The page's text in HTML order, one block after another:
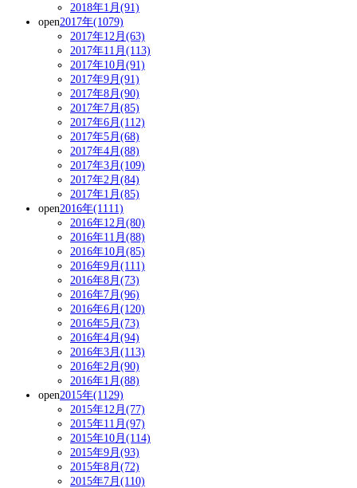
2018年1月(91)
open2017年(1079)
2017年12月(63)
2017年11月(113)
2017年10月(91)
2017年9月(91)
2017年8月(90)
2017年7月(85)
2017年6月(112)
2017年5月(68)
2017年4月(88)
2017年3月(109)
2017年2月(84)
2017年1月(85)
open2016年(1111)
2016年12月(80)
2016年11月(88)
2016年10月(85)
2016年9月(111)
2016年8月(73)
2016年7月(96)
2016年6月(120)
2016年5月(73)
2016年4月(94)
2016年3月(113)
2016年2月(90)
2016年1月(88)
open2015年(1129)
2015年12月(77)
2015年11月(97)
2015年10月(114)
2015年9月(93)
2015年8月(72)
2015年7月(110)